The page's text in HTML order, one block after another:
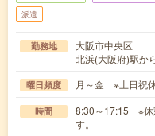
派遣
勤務地
大阪市中央区
北浜(大阪府)駅か
曜日頻度 月～金 ※土日祝
時間
8:30～17:15 ※休
す。